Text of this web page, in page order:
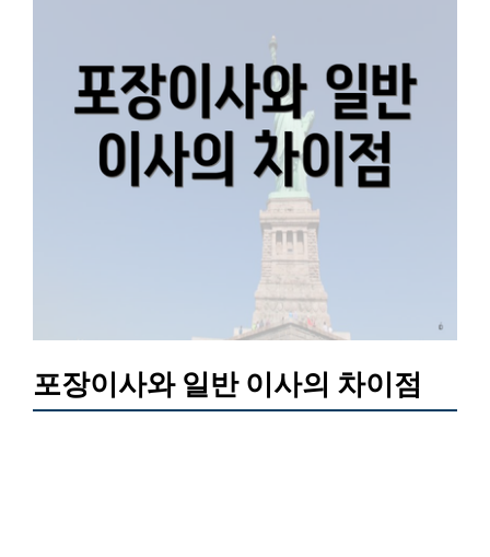
포장이사와 일반 이사의 차이점